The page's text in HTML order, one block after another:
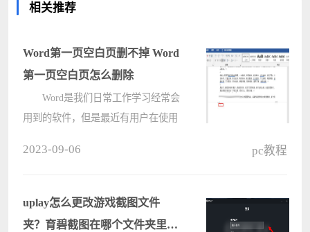
相关推荐
Word第一页空白页删不掉 Word
第一页空白页怎么删除
Word是我们日常工作学习经常会
用到的软件，但是最近有用户在使用
决办法。 Word第一页空白页删
不????
2023-09-06 pc教程
uplay怎么更改游戏截图文件
夹？育碧截图在哪个文件夹里问